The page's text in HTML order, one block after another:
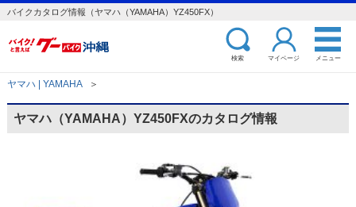
バイクカタログ情報（ヤマハ（YAMAHA）YZ450FX）
検索 マイページ メニュー
ヤマハ | YAMAHA ＞
ヤマハ（YAMAHA）YZ450FXのカタログ情報